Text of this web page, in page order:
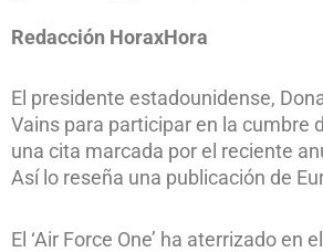
Redacción HoraxHora
El presidente estadounidense,
Vains para participar en la cumbre
una cita marcada por el reciente
Así lo reseña una publicación de
El ‘Air Force One’ ha aterrizado